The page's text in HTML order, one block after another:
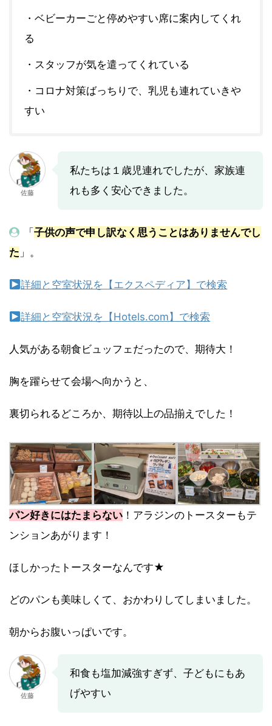
・ベビーカーごと停めやすい席に案内してくれ
る
・スタッフが気を遣ってくれている
・コロナ対策ばっちりで、乳児も連れていきや
すい
佐藤
私たちは１歳児連れでしたが、家族連
れも多く安心できました。
「 子供の声で申し訳なく思うことはありませんでし
た 」。
詳細と空室状況を【エクスペディア】で検索
詳細と空室状況を【Hotels.com】で検索
人気がある朝食ビュッフェだったので、期待大！
胸を躍らせて会場へ向かうと、
裏切られるどころか、期待以上の品揃えでした！
パン好きにはたまらない ！アラジンのトースターもテ
ンションあがります！
ほしかったトースターなんです★
どのパンも美味しくて、おかわりしてしまいました。
朝からお腹いっぱいです。
佐藤
和食も塩加減強すぎず、子どもにもあ
げやすい